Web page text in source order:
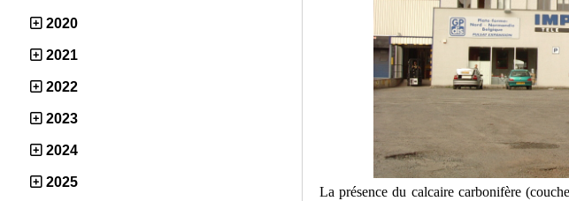
2020
2021
2022
2023
2024
2025
La présence du calcaire carbonifère